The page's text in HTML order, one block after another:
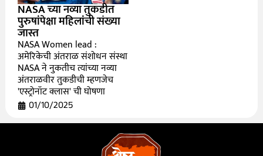
NASA च्या नव्या तुकडीत
पुरुषांपेक्षा महिलांची संख्या
जास्त
NASA Women lead :
अमेरिकेची अंतराळ संशोधन संस्था
NASA ने नुकतीच त्यांच्या नव्या
अंतराळवीर तुकडीची म्हणजेच
'एस्ट्रोनॉट क्लास' ची घोषणा
01/10/2025